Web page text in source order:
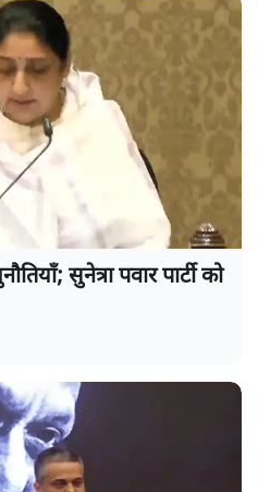
सुनेत्रा पवार पार्टी को